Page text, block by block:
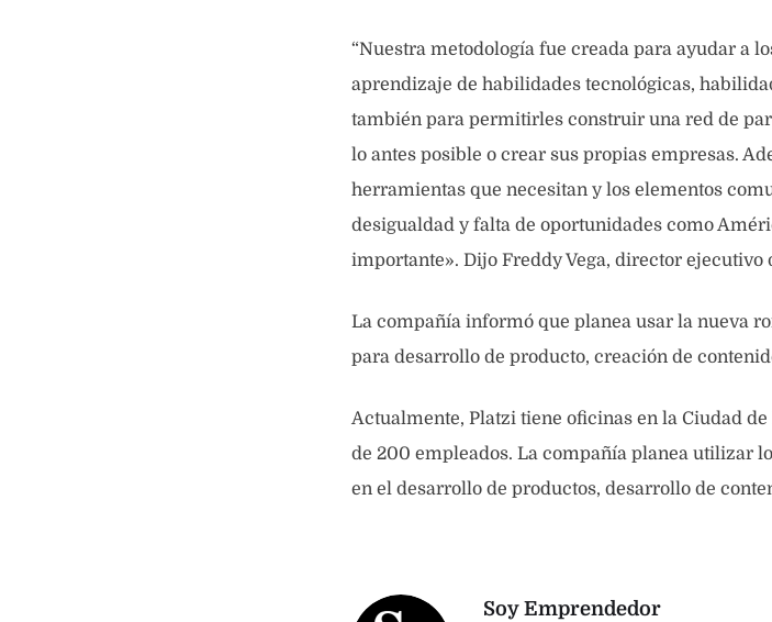
“Nuestra metodología fue creada para ayudar a
aprendizaje de habilidades tecnológicas,
también para permitirles construir una red de
lo antes posible o crear sus propias empresas.
herramientas que necesitan y los elementos
desigualdad y falta de oportunidades como
importante». Dijo Freddy Vega, director ejecutivo
La compañía informó que planea usar la nueva
para desarrollo de producto, creación de
Actualmente, Platzi tiene oficinas en la Ciudad
de 200 empleados. La compañía planea utilizar
en el desarrollo de productos, desarrollo de
Soy Emprendedor